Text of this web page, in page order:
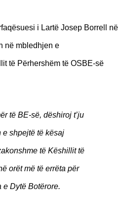
i Lartë Josep Borrell në
në mbledhjen e
të Përhershëm të OSBE-së
të BE-së, dëshiroj t’ju
e shpejtë të kësaj
të Këshillit të
orët më të errëta për
e Dytë Botërore.